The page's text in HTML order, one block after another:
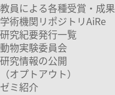
教員による各種受賞・成果
学術機関リポジトリAiRe
研究紀要発行一覧
動物実験委員会
研究情報の公開
（オプトアウト）
ゼミ紹介